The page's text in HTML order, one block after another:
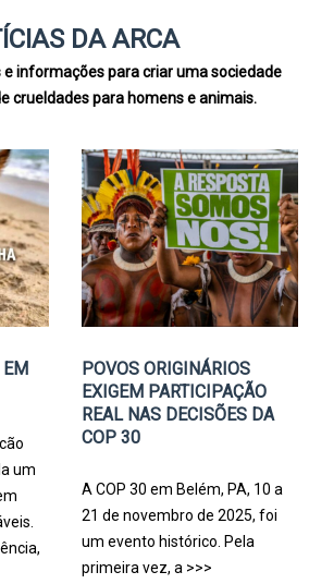
DA ARCA
e informaçõesparacriaruma sociedade
crueldades para homens e animais.
um
POVOS ORIGINÁRIOS
EXIGEM PARTICIPAÇÃO
REAL NAS DECISÕES DA
COP 30
A COP 30 em Belém, PA, 10 a
21 de novembro de 2025, foi
um evento histórico. Pela
primeira vez, a >>>